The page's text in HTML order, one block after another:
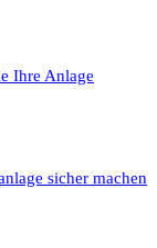
Ihre Anlage
sicher machen